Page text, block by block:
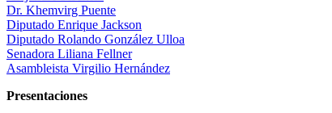
Dr. Khemvirg Puente
Diputado Enrique Jackson
Diputado Rolando González Ulloa
Senadora Liliana Fellner
Asambleista Virgilio Hernández
Presentaciones